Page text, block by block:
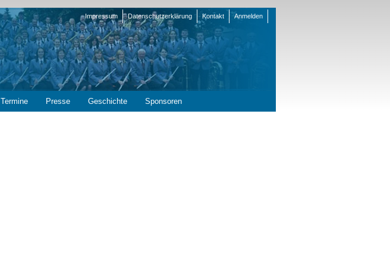
Navigation
überspringen
Impressum Datenschutzerklärung Kontakt Anmelden
Termine Presse Geschichte Sponsoren